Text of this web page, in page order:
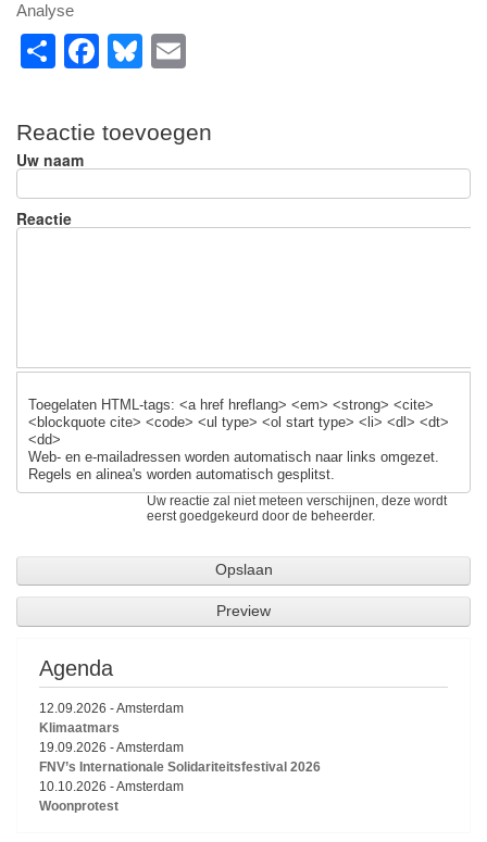
Analyse
S
ar
e
F
c
e
b
o
Bl
e
sk
y
ail
Reactie toevoegen
Uw naam
Reactie
Toegelaten HTML-tags: <a href hreflang> <em> <strong> <cite>
<blockquote cite> <code> <ul type> <ol start type> <li> <dl> <dt>
<dd>
Web- en e-mailadressen worden automatisch naar links omgezet.
Regels en alinea's worden automatisch gesplitst.
Uw reactie zal niet meteen verschijnen, deze wordt
eerst goedgekeurd door de beheerder.
Agenda
12.09.2026 -Amsterdam
Klimaatmars
19.09.2026 -Amsterdam
FNV’s Internationale Solidariteitsfestival 2026
10.10.2026 -Amsterdam
Woonprotest